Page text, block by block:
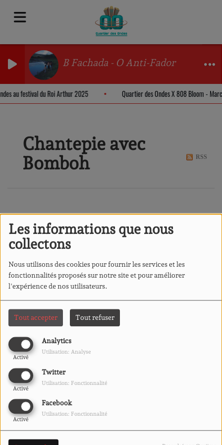
Les informations que nous
collectons
Nous utilisons des cookies pour fournir les services et les
fonctionnalités proposés sur notre site et pour améliorer
l'expérience de nos utilisateurs.
Tout accepter Tout refuser
Analytics
Activé
Utilisation: Analyse
Twitter
Activé
Utilisation: Fonctionnalité
Facebook
Activé
Utilisation: Fonctionnalité
B Fachada - O Anti-Fador
au festival du Roi Arthur 2025 Quartier des Ondes X 808 Bloom -
Chantepie avec
Bomboh
RSS
18 ans, ça manque de lieu de rencontre de convivialité,